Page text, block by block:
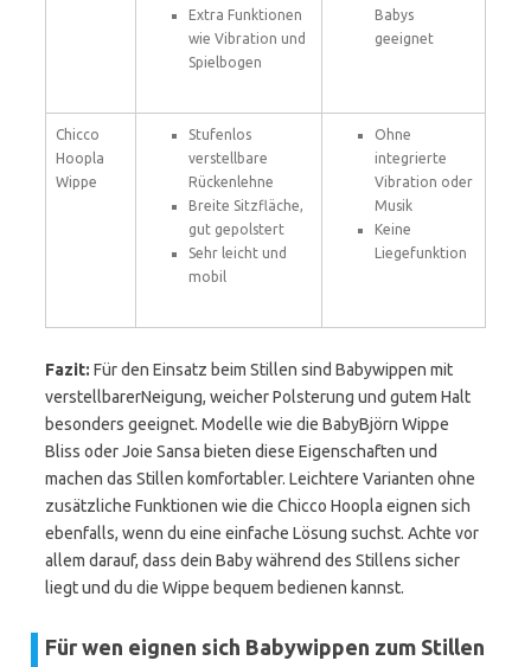
Extra Funktionen
wie Vibration und
Spielbogen
Babys
geeignet
Chicco
Hoopla
Wippe
Stufenlos
verstellbare
Rückenlehne
Breite Sitzfläche,
gut gepolstert
Sehr leicht und
mobil
Ohne
integrierte
Vibration oder
Musik
Keine
Liegefunktion
Fazit: Für den Einsatz beim Stillen sind Babywippen mit
verstellbarerNeigung, weicher Polsterung und gutem Halt
besonders geeignet. Modelle wie die BabyBjörn Wippe
Bliss oder Joie Sansa bieten diese Eigenschaften und
machen das Stillen komfortabler. Leichtere Varianten ohne
zusätzliche Funktionen wie die Chicco Hoopla eignen sich
ebenfalls, wenn du eine einfache Lösung suchst. Achte vor
allem darauf, dass dein Baby während des Stillens sicher
liegt und du die Wippe bequem bedienen kannst.
Für wen eignen sich Babywippen zum Stillen